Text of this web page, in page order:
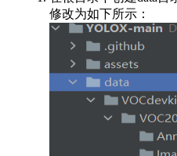
修改为如下所示：